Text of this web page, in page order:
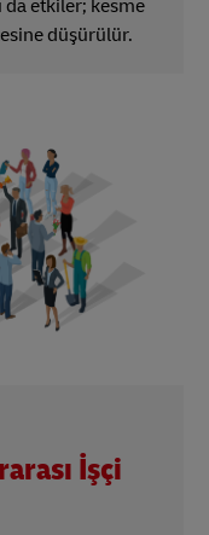
da etkiler; kesme
düşürülür.
İşçi